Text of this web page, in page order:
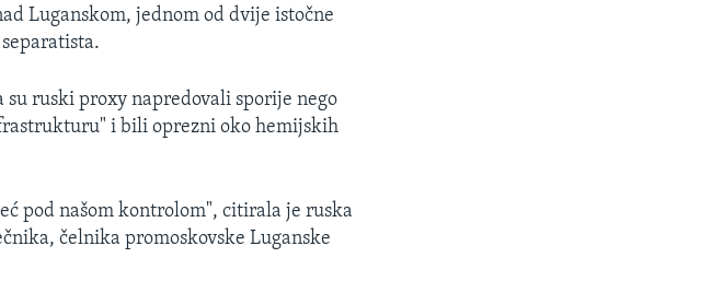
Luganskom, jednom od dvije istočne
ruski proxy napredovali sporije nego
i bili oprezni oko hemijskih
pod našom kontrolom", citirala je ruska
čelnika promoskovske Luganske